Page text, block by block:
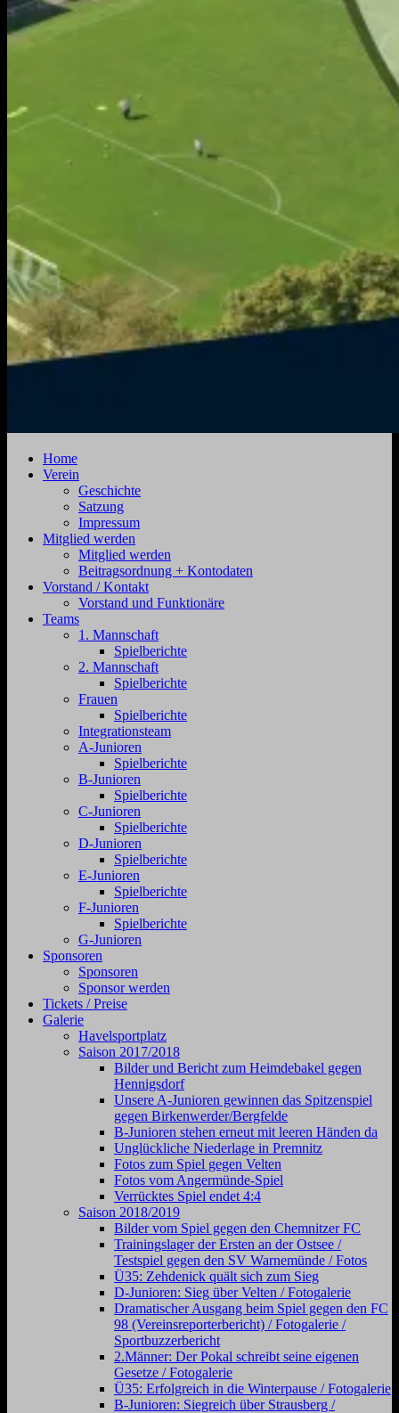
Zehdenick
Jahnstraße
Zehdenick
Home
Verein
Geschichte
Satzung
Impressum
Mitglied werden
Mitglied werden
Beitragsordnung + Kontodaten
Vorstand / Kontakt
Vorstand und Funktionäre
Teams
1. Mannschaft
Spielberichte
2. Mannschaft
Spielberichte
Frauen
Spielberichte
Integrationsteam
A-Junioren
Spielberichte
B-Junioren
Spielberichte
C-Junioren
Spielberichte
D-Junioren
Spielberichte
E-Junioren
Spielberichte
F-Junioren
Spielberichte
G-Junioren
Sponsoren
Sponsoren
Sponsor werden
Tickets / Preise
Galerie
Havelsportplatz
Saison 2017/2018
Bilder und Bericht zum Heimdebakel gegen
Hennigsdorf
Unsere A-Junioren gewinnen das Spitzenspiel
gegen Birkenwerder/Bergfelde
B-Junioren stehen erneut mit leeren Händen da
Unglückliche Niederlage in Premnitz
Fotos zum Spiel gegen Velten
Fotos vom Angermünde-Spiel
Verrücktes Spiel endet 4:4
Saison 2018/2019
Bilder vom Spiel gegen den Chemnitzer FC
Trainingslager der Ersten an der Ostsee /
Testspiel gegen den SV Warnemünde / Fotos
Ü35: Zehdenick quält sich zum Sieg
D-Junioren: Sieg über Velten / Fotogalerie
Dramatischer Ausgang beim Spiel gegen den FC
98 (Vereinsreporterbericht) / Fotogalerie /
Sportbuzzerbericht
2.Männer: Der Pokal schreibt seine eigenen
Gesetze / Fotogalerie
Ü35: Erfolgreich in die Winterpause / Fotogalerie
B-Junioren: Siegreich über Strausberg /